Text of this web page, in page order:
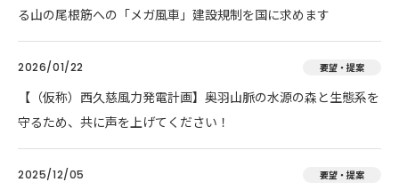
る山の尾根筋への「メガ風車」建設規制を国に求めます
2026/01/22 要望・提案
【（仮称）西久慈風力発電計画】奥羽山脈の水源の森と生態系を
守るため、共に声を上げてください！
2025/12/05 要望・提案